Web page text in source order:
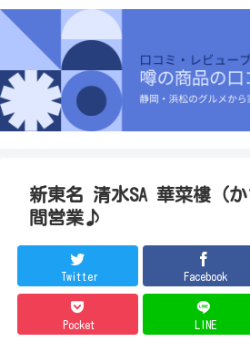
新東名 清水SA 華菜樓（
間営業♪
Twitter Facebook
Pocket LINE